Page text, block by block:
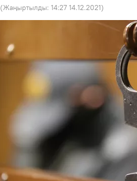
(Жаңыртылды: 14:27 14.12.2021)